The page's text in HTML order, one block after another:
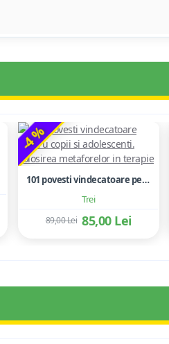
-4 %
Trei
101 povesti vindecatoare pentru copii si adolescenti. Folosirea metaforelor in terapie
85,00 Lei
89,00 Lei